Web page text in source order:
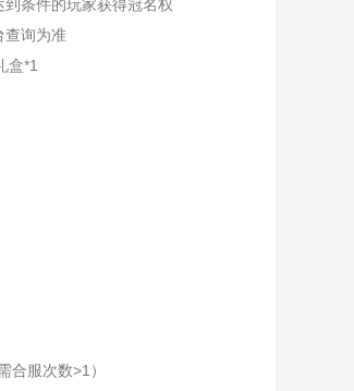
到条件的玩家获得冠名权
查询为准
盒*1
合服次数>1）